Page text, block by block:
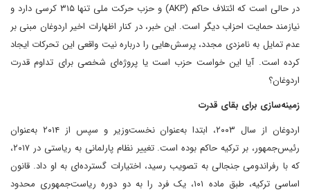
در حالی است که ائتلاف حاکم (AKP) و حزب حرکت ملی تنها ۳۱۵ کرسی دارد و
نیازمند حمایت احزاب دیگر است. این خبر، در کنار اظهارات اخیر اردوغان مبنی بر
عدم تمایل به نامزدی مجدد، پرسش‌هایی را درباره نیت واقعی این تحرکات ایجاد
کرده است. آیا این خواست حزب است یا پروژه‌ای شخصی برای تداوم قدرت
اردوغان؟
زمینه‌سازی برای بقای قدرت
اردوغان از سال ۲۰۰۳، ابتدا به‌عنوان نخست‌وزیر و سپس از ۲۰۱۴ به‌عنوان
رئیس‌جمهور، بر ترکیه حاکم بوده است. تغییر نظام پارلمانی به ریاستی در ۲۰۱۷،
که با رفراندومی جنجالی به تصویب رسید، اختیارات گسترده‌ای به او داد. قانون
اساسی ترکیه، طبق ماده ۱۰۱، یک فرد را به دو دوره ریاست‌جمهوری محدود